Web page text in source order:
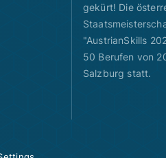
gekürt! Die
"AustrianSkills
50 Berufen von
Salzburg statt.